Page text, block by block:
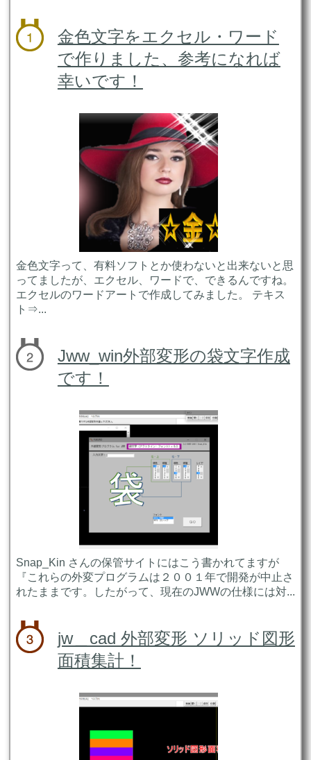
金色文字をエクセル・ワード
で作りました、参考になれば
幸いです！
金色文字って、有料ソフトとか使わないと出来ないと思
ってましたが、エクセル、ワードで、できるんですね。
エクセルのワードアートで作成してみました。 テキス
ト⇒...
Jww_win外部変形の袋文字作成
です！
Snap_Kin さんの保管サイトにはこう書かれてますが
『これらの外変プログラムは２００１年で開発が中止さ
れたままです。したがって、現在のJWWの仕様には対...
jw＿cad 外部変形 ソリッド図形
面積集計！